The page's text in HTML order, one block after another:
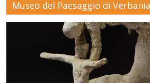
Mensile
di
Museo del Paesaggio di Verbania